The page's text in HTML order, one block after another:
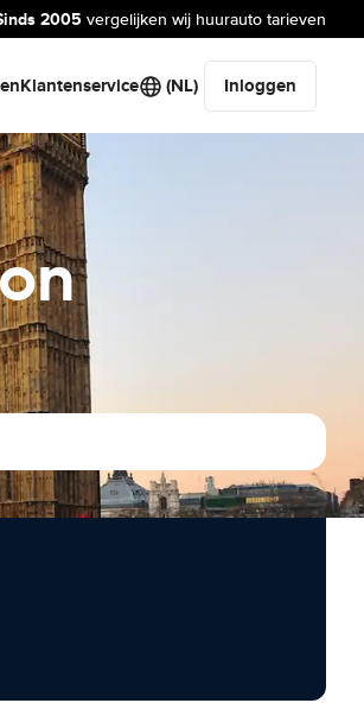
2005 vergelijken wij huurauto tarieven
Klantenservice (NL) Inloggen